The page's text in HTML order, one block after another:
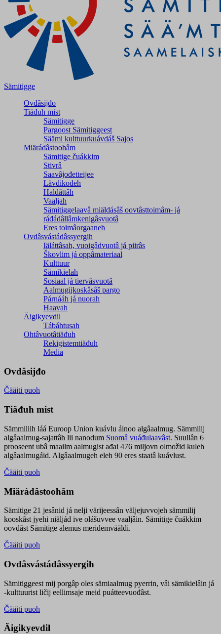
Sämitigge
Ovdâsijđo
Tiäđuh mist
Sämitigge
Pargoost Sämitiggeest
Säämi kulttuurkuávdáš Sajos
Miärádâstoohâm
Sämitige čuákkim
Stivrâ
Saavâjođetteijee
Lävdikodeh
Haldâttâh
Vaaljah
Sämitiggelaavâ miäldásâš oovtâsttoimâm- já
ráđádâllâmkenigâsvuotâ
Eres toimâorgaaneh
Ovdâsvástádâssyergih
Iäláttâsah, vuoigâdvuotâ já piirâs
Škovlim já oppâmateriaal
Kulttuur
Sämikielah
Sosiaal já tiervâsvuotâ
Aalmugijkoskâsâš pargo
Párnááh já nuorah
Haavah
Äigikyevdil
Tábáhtusah
Ohtâvuotâtiäđuh
Rekigistemtiäđuh
Media
Ovdâsijđo
Čääiti puoh
Tiäđuh mist
Sämmiliih láá Euroop Union kuávlu áinoo algâaalmug. Sämmilij
algâaalmug-sajattâh lii nanodum Suomâ vuáđulaavâst. Suullân 6
prooseent ubâ maailm aalmugist ađai 476 miljovn olmožid kuleh
algâaalmugáid. Algâaalmugeh eleh 90 eres staatâ kuávlust.
Čääiti puoh
Miärádâstoohâm
Sämitige 21 jesânid já nelji värijeessân väljejuvvojeh sämmilij
kooskâst jyehi niäljád ive olášuvvee vaaljâin. Sämitige čuákkim
oovdâst Sämitige alemus meridemvääldi.
Čääiti puoh
Ovdâsvástádâssyergih
Sämitiggeest mij porgâp oles sämiaalmug pyerrin, vâi sämikielâin já
-kulttuurist ličij eellimsaje meid puátteevuođâst.
Čääiti puoh
Äigikyevdil